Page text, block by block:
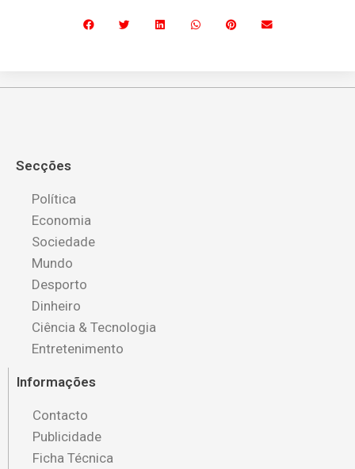
Secções
Política
Economia
Sociedade
Mundo
Desporto
Dinheiro
Ciência & Tecnologia
Entretenimento
Informações
Contacto
Publicidade
Ficha Técnica